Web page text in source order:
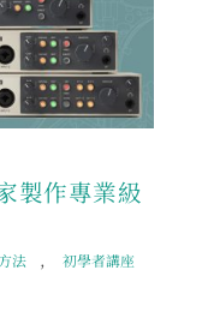
製作專業級
法 ,
初學者講座